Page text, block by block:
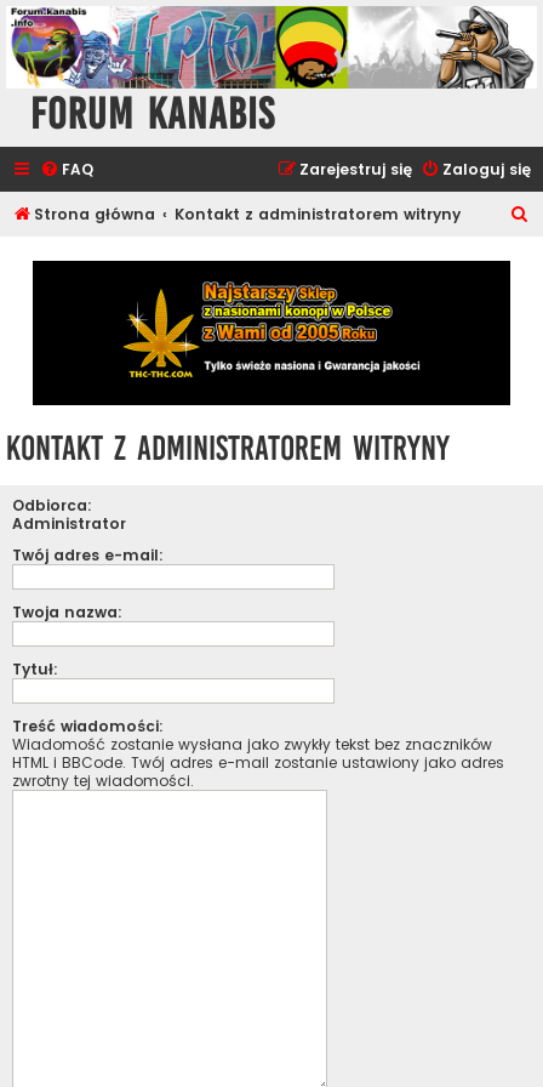
Forum Kanabis
FAQ Zaloguj się
Zarejestruj się
Strona główna Kontakt z administratorem witryny
Kontakt z administratorem witryny
Odbiorca:
Administrator
Twój adres e-mail:
Twoja nazwa:
Tytuł:
Treść wiadomości:
Wiadomość zostanie wysłana jako zwykły tekst bez znaczników
HTML i BBCode. Twój adres e-mail zostanie ustawiony jako adres
zwrotny tej wiadomości.